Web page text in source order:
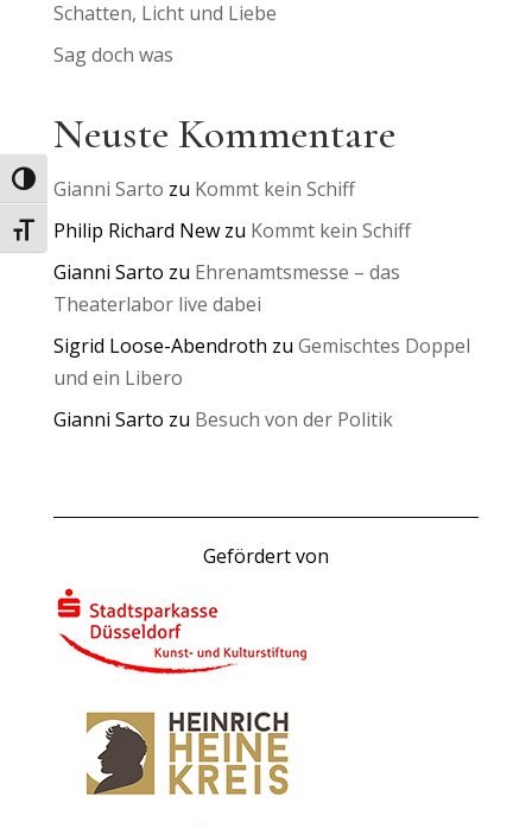
Umschalten auf hohe Kontraste
Schrift vergrößern
Schatten, Licht und Liebe
Sag doch was
Neuste Kommentare
Gianni Sarto zu Kommt kein Schiff
Philip Richard Newzu Kommt kein Schiff
Gianni Sarto zu Ehrenamtsmesse – das
Theaterlabor live dabei
Sigrid Loose-Abendroth zu Gemischtes Doppel
und ein Libero
Gianni Sarto zu Besuch von der Politik
Gefördert von